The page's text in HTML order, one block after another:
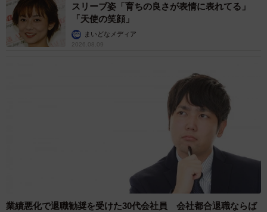
スリーブ姿「育ちの良さが表情に表れてる」
「天使の笑顔」
まいどなメディア
2026.08.09
業績悪化で退職勧奨を受けた30代会社員 会社都合退職ならば